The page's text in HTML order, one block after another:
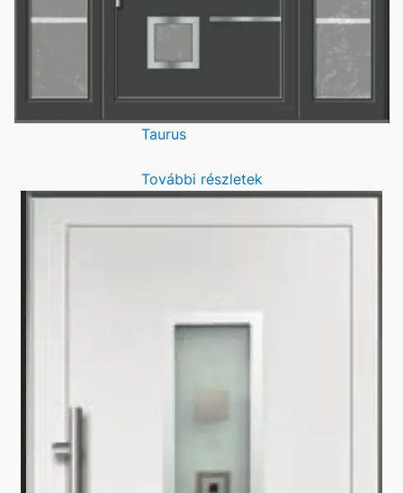
Taurus
További részletek